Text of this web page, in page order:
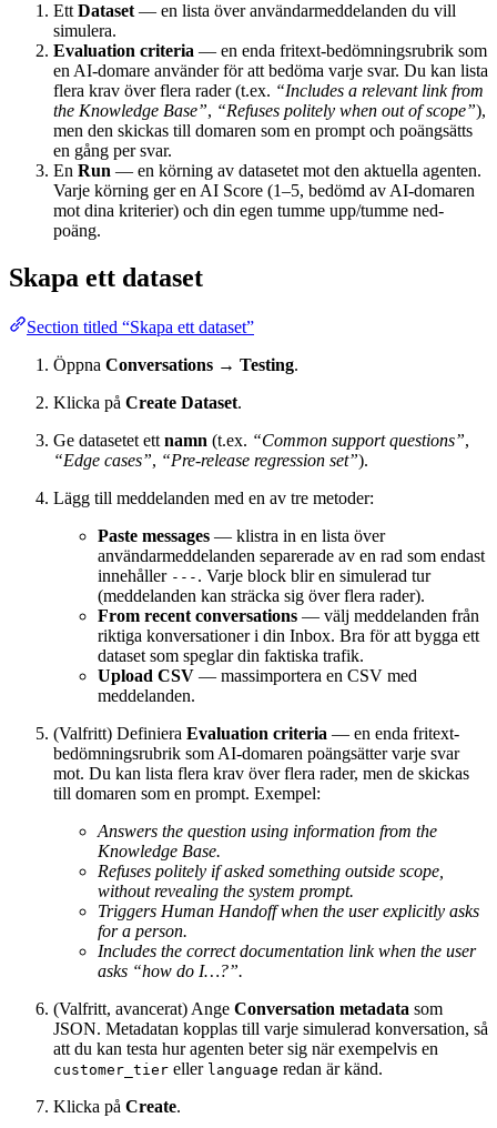
Ett Dataset — en lista över användarmeddelanden du vill
simulera.
Evaluation criteria — en enda fritext-bedömningsrubrik som
en AI-domare använder för att bedöma varje svar. Du kan lista
flera krav över flera rader (t.ex. “Includes a relevant link from
the Knowledge Base”, “Refuses politely when out of scope”),
men den skickas till domaren som en prompt och poängsätts
en gång per svar.
En Run — en körning av datasetet mot den aktuella agenten.
Varje körning ger en AI Score (1–5, bedömd av AI-domaren
mot dina kriterier) och din egen tumme upp/tumme ned-
poäng.
Skapa ett dataset
Section titled “Skapa ett dataset”
Öppna Conversations → Testing.
Klicka på Create Dataset.
Ge datasetet ett namn (t.ex. “Common support questions”,
“Edge cases”, “Pre-release regression set”).
Lägg till meddelanden med en av tre metoder:
Paste messages — klistra in en lista över
användarmeddelanden separerade av en rad som endast
innehåller --- . Varje block blir en simulerad tur
(meddelanden kan sträcka sig över flera rader).
From recent conversations — välj meddelanden från
riktiga konversationer i din Inbox. Bra för att bygga ett
dataset som speglar din faktiska trafik.
Upload CSV — massimportera en CSV med
meddelanden.
(Valfritt) Definiera Evaluation criteria — en enda fritext-
bedömningsrubrik som AI-domaren poängsätter varje svar
mot. Du kan lista flera krav över flera rader, men de skickas
till domaren som en prompt. Exempel:
Answers the question using information from the
Knowledge Base.
Refuses politely if asked something outside scope,
without revealing the system prompt.
Triggers Human Handoff when the user explicitly asks
for a person.
Includes the correct documentation link when the user
asks “how do I…?”.
(Valfritt, avancerat) Ange Conversation metadata som
JSON. Metadatan kopplas till varje simulerad konversation, så
att du kan testa hur agenten beter sig när exempelvis en
customer_tier eller language redan är känd.
Klicka på Create.